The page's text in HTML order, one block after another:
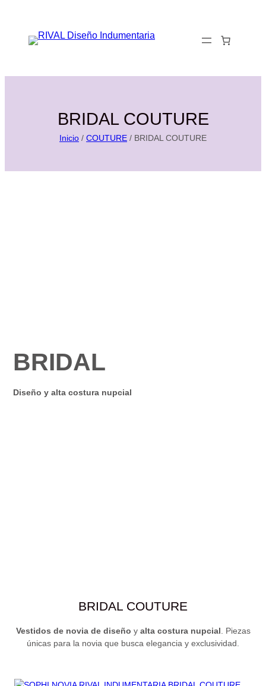
contenido
BRIDAL COUTURE
Inicio / COUTURE / BRIDAL COUTURE
BRIDAL
Diseño y alta costura nupcial
BRIDAL COUTURE
Vestidos de novia de diseño y alta costura nupcial . Piezas
únicas para la novia que busca elegancia y exclusividad.